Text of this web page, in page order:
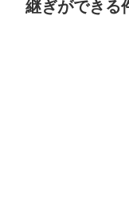
継ぎができる